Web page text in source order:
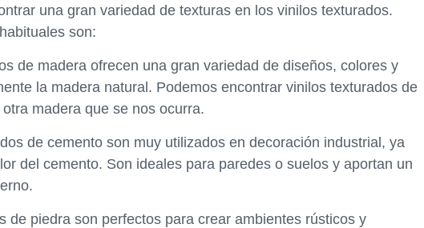
una gran variedad de texturas en los vinilos texturados.
son:
de madera ofrecen una gran variedad de diseños, colores y
la madera natural. Podemos encontrar vinilos texturados de
madera que se nos ocurra.
de cemento son muy utilizados en decoración industrial, ya
del cemento. Son ideales para paredes o suelos y aportan un
de piedra son perfectos para crear ambientes rústicos y